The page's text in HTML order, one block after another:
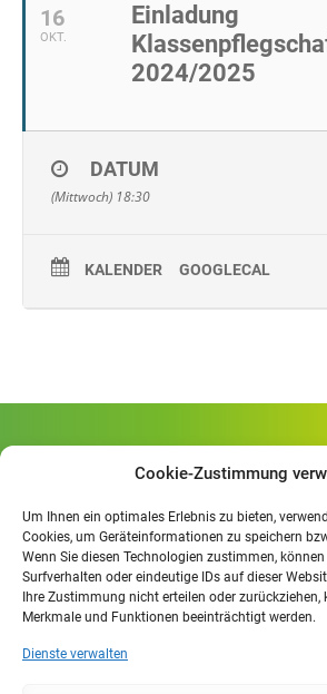
Cookie-Zustimmung
Um Ihnen ein optimales Erlebnis zu bieten,
Cookies, um Geräteinformationen zu speichern
Wenn Sie diesen Technologien zustimmen,
Surfverhalten oder eindeutige IDs auf dieser
Ihre Zustimmung nicht erteilen oder
Merkmale und Funktionen beeinträchtigt werden.
Dienste verwalten
16
OKT.
2024/2025
DATUM
(Mittwoch) 18:30
KALENDER GOOGLECAL
Rheinlandstraße 80
Öffnungszeiten
Mo. - Fr.
07.30 - 13.00
Mo. - Do.
13:30 - 15.30